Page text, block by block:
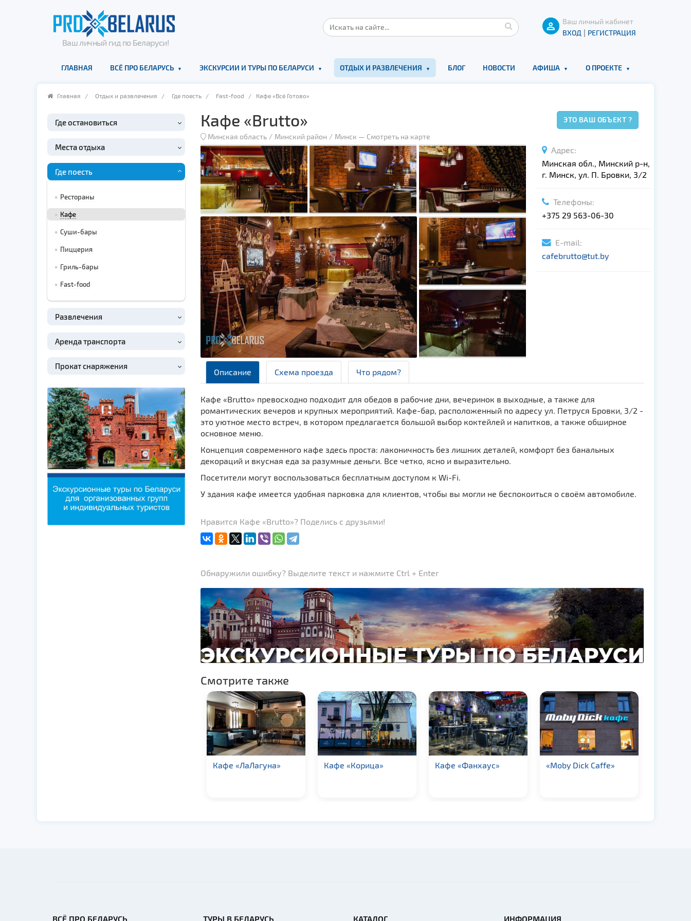
Ваш личный гид по Беларуси!
Ваш личный кабинет
ВХОД | РЕГИСТРАЦИЯ
ГЛАВНАЯ ВСЁ ПРО БЕЛАРУСЬ ЭКСКУРСИИ И ТУРЫ ПО БЕЛАРУСИ ОТДЫХ И РАЗВЛЕЧЕНИЯ БЛОГ НОВОСТИ АФИША О ПРОЕКТЕ
Главная / Отдых и развлечения / Где поесть / Fast-food / Кафе «Всё Готово»
Где остановиться
Места отдыха
Где поесть
Рестораны
Кафе
Суши-бары
Пиццерия
Гриль-бары
Fast-food
Развлечения
Аренда транспорта
Прокат снаряжения
ЭТО ВАШ ОБЪЕКТ ?
Кафе «Brutto»
Минская область Минский район Минск — Смотреть на карте
Адрес:
Минская обл., Минский р-н,
г. Минск, ул. П. Бровки, 3/2
Телефоны:
+375 29 563-06-30
E-mail:
cafebrutto@tut.by
Описание Схема проезда Что рядом?
Кафе «Brutto» превосходно подходит для обедов в рабочие дни, вечеринок в выходные, а также для
романтических вечеров и крупных мероприятий. Кафе-бар, расположенный по адресу ул. Петруся Бровки, 3/2 -
это уютное место встреч, в котором предлагается большой выбор коктейлей и напитков, а также обширное
основное меню.
Концепция современного кафе здесь проста: лаконичность без лишних деталей, комфорт без банальных
декораций и вкусная еда за разумные деньги. Все четко, ясно и выразительно.
Посетители могут воспользоваться бесплатным доступом к Wi-Fi.
У здания кафе имеется удобная парковка для клиентов, чтобы вы могли не беспокоиться о своём автомобиле.
Нравится Кафе «Brutto»? Поделись с друзьями!
Обнаружили ошибку? Выделите текст и нажмите Ctrl + Enter
Смотрите также
Кафе «ЛаЛагуна» Кафе «Корица» Кафе «Фанхаус» «Moby Dick Caffe»
ВСЁ ПРО БЕЛАРУСЬ ТУРЫ В БЕЛАРУСЬ КАТАЛОГ ИНФОРМАЦИЯ